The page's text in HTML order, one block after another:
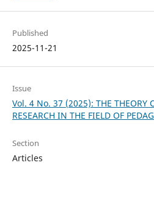
Published
2025-11-21
Issue
Vol. 4 No. 37 (2025): THE THEORY
RESEARCH IN THE FIELD OF
Section
Articles